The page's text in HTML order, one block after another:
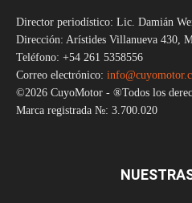
Director periodístico: Lic. Damián
Dirección: Arístides Villanueva 430,
Teléfono: +54 261 5358556
Correo electrónico:
©2026 CuyoMotor - ®Todos los
Marca registrada №: 3.700.020